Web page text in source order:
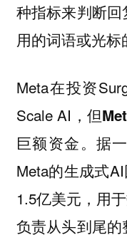
种指标来判断
用的词语或光标
Meta在投资
Scale AI，但
巨额资金。据
Meta的生成式
1.5亿美元，用
负责从头到尾